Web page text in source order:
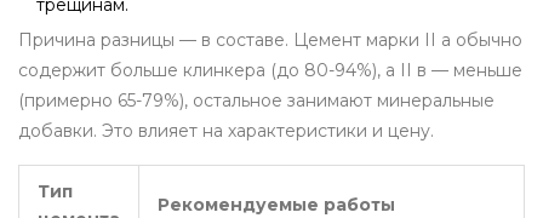
трещинам.
Причина разницы — в составе. Цемент марки II а обычно
содержит больше клинкера (до 80-94%), а II в — меньше
(примерно 65-79%), остальное занимают минеральные
добавки. Это влияет на характеристики и цену.
Тип
Рекомендуемые работы